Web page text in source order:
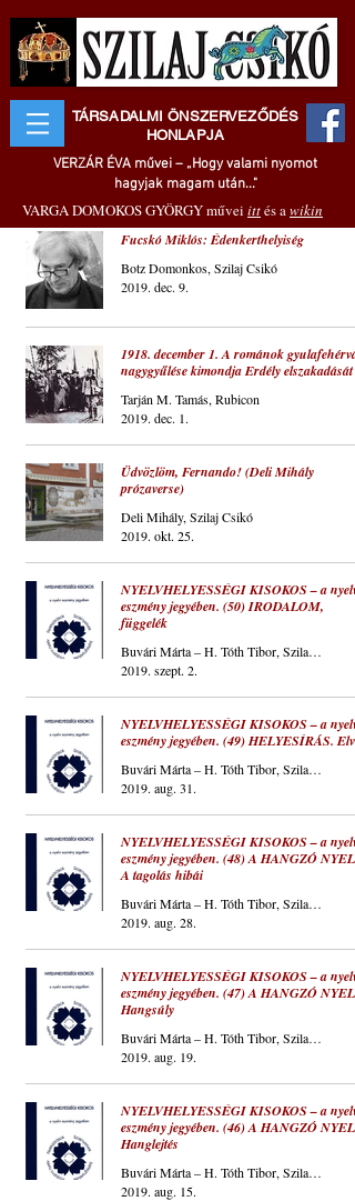
TÁRSADALMI ÖNSZERVEZŐDÉS
HONLAPJA
VERZÁR ÉVA művei – „Hogy valami nyomot
hagyjak magam után..."
VARGA DOMOKOS GYÖRGY művei ittés awikin
Fucskó Miklós: Édenkerthelyiség
Botz Domonkos, Szilaj Csikó
2019. dec. 9.
1918. december 1. A románok
nagygyűlése kimondja Erdély elszakadását
Tarján M. Tamás, Rubicon
2019. dec. 1.
Üdvözlöm, Fernando! (Deli Mihály
prózaverse)
Deli Mihály, Szilaj Csikó
2019. okt. 25.
NYELVHELYESSÉGI KISOKOS – a nyelvi
eszmény jegyében. (50) IRODALOM,
függelék
Buvári Márta – H. Tóth Tibor, Szilaj Csikó
2019. szept. 2.
NYELVHELYESSÉGI KISOKOS – a nyelvi
eszmény jegyében. (49) HELYESÍRÁS.
Buvári Márta – H. Tóth Tibor, Szilaj Csikó
2019. aug. 31.
NYELVHELYESSÉGI KISOKOS – a nyelvi
eszmény jegyében. (48) A HANGZÓ NYELV.
A tagolás hibái
Buvári Márta – H. Tóth Tibor, Szilaj Csikó
2019. aug. 28.
NYELVHELYESSÉGI KISOKOS – a nyelvi
eszmény jegyében. (47) A HANGZÓ NYELV.
Hangsúly
Buvári Márta – H. Tóth Tibor, Szilaj Csikó
2019. aug. 19.
NYELVHELYESSÉGI KISOKOS – a nyelvi
eszmény jegyében. (46) A HANGZÓ NYELV.
Hanglejtés
Buvári Márta – H. Tóth Tibor, Szilaj Csikó
2019. aug. 15.